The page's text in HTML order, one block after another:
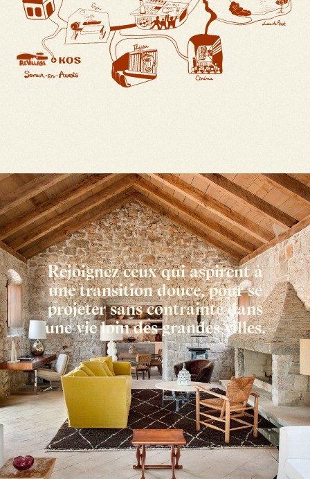
Rejoignez ceux qui aspirent à
une transition douce, pour se
projeter sans contrainte dans
une vie loin des grandes villes.